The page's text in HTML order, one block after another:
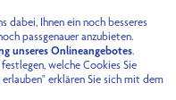
dabei, Ihnen ein noch besseres
passgenauer anzubieten.
unseres Onlineangebotes.
welche Cookies Sie
erklären Sie sich mit dem